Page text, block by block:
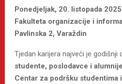
Ponedjeljak, 20. listopada
Fakulteta organizacije i
Pavlinska 2, Varaždin
Tjedan karijera najveći je godišnji
studente, poslodavce i
Centar za podršku studentima